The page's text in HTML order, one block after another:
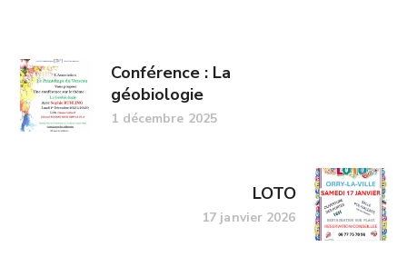
Conférence : La
géobiologie
1 décembre 2025
LOTO
17 janvier 2026